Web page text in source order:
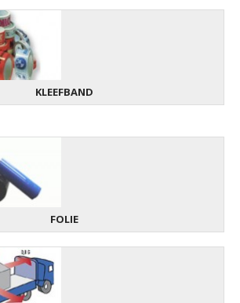
KLEEFBAND
FOLIE